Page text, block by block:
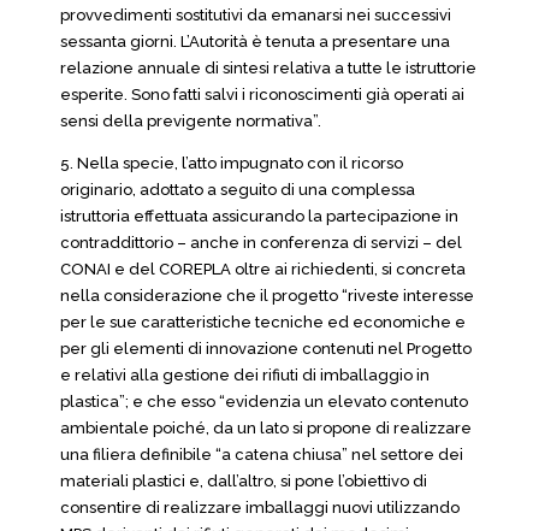
provvedimenti sostitutivi da emanarsi nei successivi
sessanta giorni. L’Autorità è tenuta a presentare una
relazione annuale di sintesi relativa a tutte le istruttorie
esperite. Sono fatti salvi i riconoscimenti già operati ai
sensi della previgente normativa”.
5. Nella specie, l’atto impugnato con il ricorso
originario, adottato a seguito di una complessa
istruttoria effettuata assicurando la partecipazione in
contraddittorio – anche in conferenza di servizi – del
CONAI e del COREPLA oltre ai richiedenti, si concreta
nella considerazione che il progetto “riveste interesse
per le sue caratteristiche tecniche ed economiche e
per gli elementi di innovazione contenuti nel Progetto
e relativi alla gestione dei rifiuti di imballaggio in
plastica”; e che esso “evidenzia un elevato contenuto
ambientale poiché, da un lato si propone di realizzare
una filiera definibile “a catena chiusa” nel settore dei
materiali plastici e, dall’altro, si pone l’obiettivo di
consentire di realizzare imballaggi nuovi utilizzando